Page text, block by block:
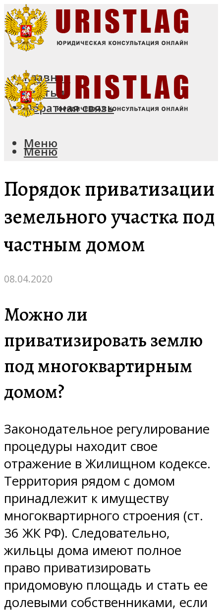
Главная
Статьи
Обратная связь
Меню
Меню
Порядок приватизации
земельного участка под
частным домом
08.04.2020
Можно ли
приватизировать землю
под многоквартирным
домом?
Законодательное регулирование
процедуры находит свое
отражение в Жилищном кодексе.
Территория рядом с домом
принадлежит к имуществу
многоквартирного строения (ст.
36 ЖК РФ). Следовательно,
жильцы дома имеют полное
право приватизировать
придомовую площадь и стать ее
долевыми собственниками, если